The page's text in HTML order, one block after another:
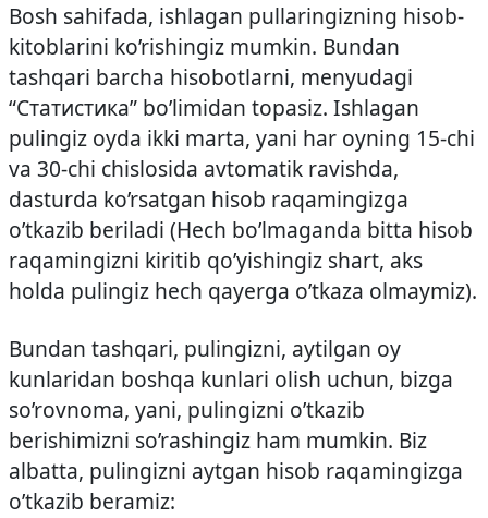
Bosh sahifada, ishlagan pullaringizning hisob-
kitoblarini ko’rishingiz mumkin. Bundan
tashqari barcha hisobotlarni, menyudagi
“Статистика” bo’limidan topasiz. Ishlagan
pulingiz oyda ikki marta, yani har oyning 15-chi
va 30-chi chislosida avtomatik ravishda,
dasturda ko’rsatgan hisob raqamingizga
o’tkazib beriladi (Hech bo’lmaganda bitta hisob
raqamingizni kiritib qo’yishingiz shart, aks
holda pulingiz hech qayerga o’tkaza olmaymiz).
Bundan tashqari, pulingizni, aytilgan oy
kunlaridan boshqa kunlari olish uchun, bizga
so’rovnoma, yani, pulingizni o’tkazib
berishimizni so’rashingiz ham mumkin. Biz
albatta, pulingizni aytgan hisob raqamingizga
o’tkazib beramiz: